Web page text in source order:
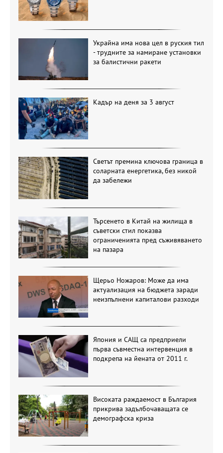
Украйна има нова цел в руския тил
- трудните за намиране установки
за балистични ракети
Кадър на деня за 3 август
Светът премина ключова граница в
соларната енергетика, без никой
да забележи
Търсенето в Китай на жилища в
съветски стил показва
ограниченията пред съживяването
на пазара
Щерьо Ножаров: Може да има
актуализация на бюджета заради
неизпълнени капиталови разходи
Япония и САЩ са предприели
първа съвместна интервенция в
подкрепа на йената от 2011 г.
Високата раждаемост в България
прикрива задълбочаващата се
демографска криза